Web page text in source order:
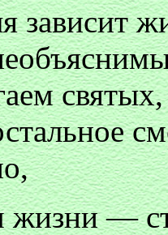
зависит
святых,
жизни —